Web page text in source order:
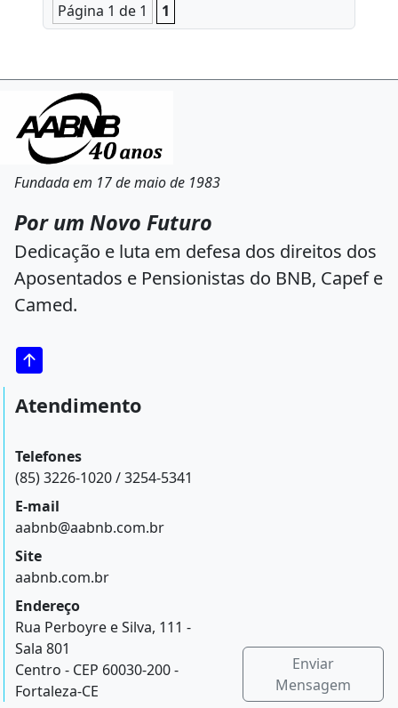
Página 1 de 1 1
Fundada em 17 de maio de 1983
Por um Novo Futuro
Dedicação e luta em defesa dos direitos dos
Aposentados e Pensionistas do BNB, Capef e
Camed.
Atendimento
Telefones
(85) 3226-1020 / 3254-5341
E-mail
aabnb@aabnb.com.br
Site
aabnb.com.br
Endereço
Rua Perboyre e Silva, 111 -
Sala 801
Centro - CEP 60030-200 -
Fortaleza-CE
Enviar
Mensagem